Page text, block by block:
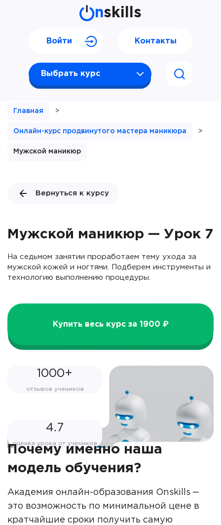
nskills
Выбрать курс
Войти Контакты
Главная >
Онлайн-курс продвинутого мастера маникюра >
Мужской маникюр
Вернуться к курсу
Мужской маникюр — Урок 7
На седьмом занятии проработаем тему ухода за
мужской кожей и ногтями. Подберем инструменты и
технологию выполнению процедуры.
Купить весь курс за 1900 ₽
1000+
отзывов учеников
4.7
оценка урока от учеников
Почему именно наша
модель обучения?
Академия онлайн-образования Onskills ‒
это возможность по минимальной цене в
кратчайшие сроки получить самую